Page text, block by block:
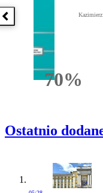
Poprzednia książka
70%
Ostatnio